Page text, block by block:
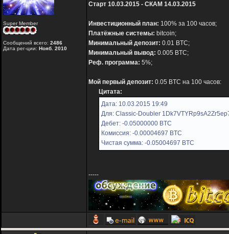
Super Member
Сообщений всего: 2486
Дата рег-ции: Нояб. 2010
Старт 10.03.2015 - СКАМ 14.03.2015
Инвестиционный план: 100% за 100 часов;
Платёжные системы: bitcoin;
Минимальный депозит: 0.01 BTC;
Минимальный вывод: 0.005 BTC;
Реф. программа: 5%;
Мой первый депозит: 0.05 BTC на 100 часов:
Цитата:
Дата: 10.03.2015 19:49
Для: Classic-Doubler
Дебет: -0.05000000 BTC
Комиссия: -0.00004697 BTC
Чистая сумма: -0.05004697 BTC
-----